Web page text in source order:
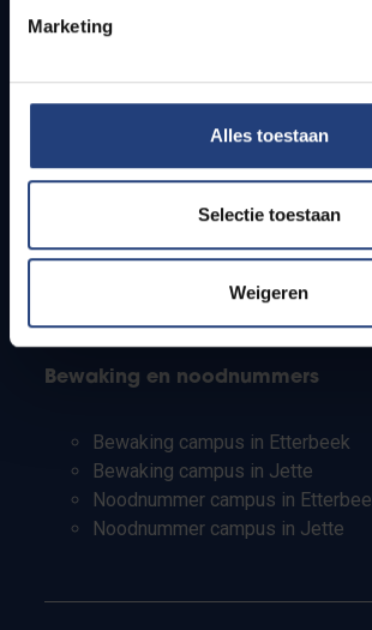
Marketing
Alles toestaan
Selectie toestaan
Weigeren
Studenten
PhD-studenten
Leerkrachten en secundaire
Bewaking en noodnummers
Bewaking campus in Etterbeek
Bewaking campus in Jette
Noodnummer campus in
Noodnummer campus in Jette